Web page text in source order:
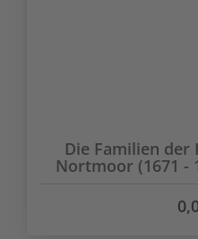
Die Familien der
Nortmoor (1671 -